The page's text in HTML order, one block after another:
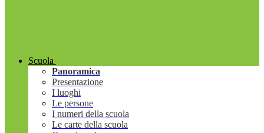
Scuola
Panoramica
Presentazione
I luoghi
Le persone
I numeri della scuola
Le carte della scuola